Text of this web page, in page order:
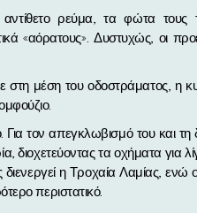
ρεύμα, τα φώτα τους
«αόρατους». Δυστυχώς, οι
στη μέση του οδοστράματος,
τον απεγκλωβισμό του και τη
διοχετεύοντας τα οχήματα για
η Τροχαία Λαμίας, ενώ
περιστατικό.